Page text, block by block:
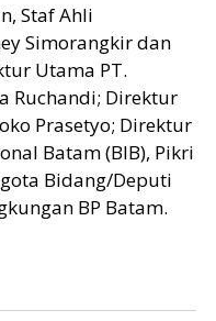
Staf Ahli
Simorangkir dan
Utama PT.
Ruchandi; Direktur
Prasetyo; Direktur
Batam (BIB), Pikri
Bidang/Deputi
BP Batam.